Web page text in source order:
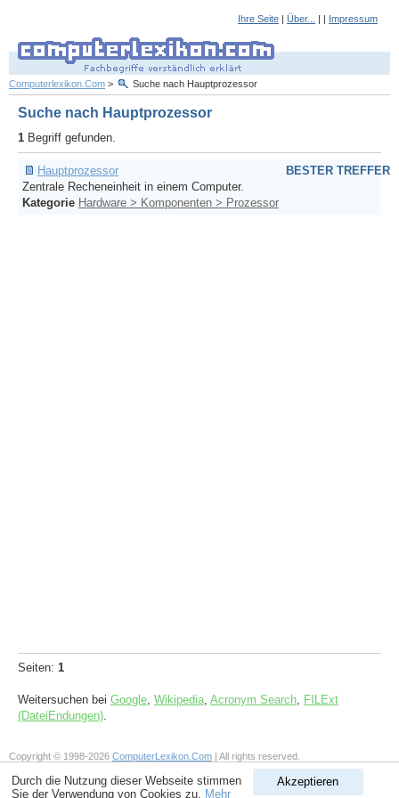
Ihre Seite | Über... | | Impressum
Computerlexikon.Com > Suche nach Hauptprozessor
Suche nach Hauptprozessor
1 Begriff gefunden.
BESTER TREFFER
Hauptprozessor
Zentrale Recheneinheit in einem Computer.
Kategorie Hardware > Komponenten > Prozessor
Seiten: 1
Weitersuchen bei Google Wikipedia Acronym Search FILExt
(DateiEndungen)
Akzeptieren
Durch die Nutzung dieser Webseite stimmen
Sie der Verwendung von Cookies zu. Mehr
Copyright © 1998-2026 ComputerLexikon.Com | All rights reserved.